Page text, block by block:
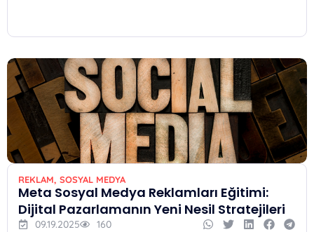
REKLAM, SOSYAL MEDYA
Meta Sosyal Medya Reklamları Eğitimi:
Dijital Pazarlamanın Yeni Nesil Stratejileri
09.19.2025 160